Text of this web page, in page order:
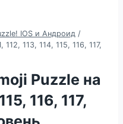
IOS и Андроид /
113, 114, 115, 116, 117,
Puzzle на
116, 117,